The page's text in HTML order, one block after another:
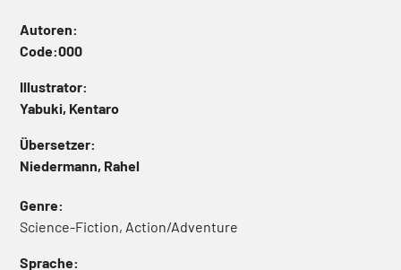
Autoren:
Code:000
Illustrator:
Yabuki, Kentaro
Übersetzer:
Niedermann, Rahel
Genre:
Science-Fiction, Action/Adventure
Sprache: